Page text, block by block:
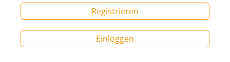
Registrieren
Einloggen